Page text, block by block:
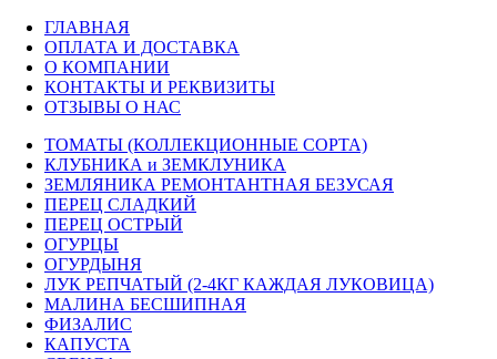
ГЛАВНАЯ
ОПЛАТА И ДОСТАВКА
О КОМПАНИИ
КОНТАКТЫ И РЕКВИЗИТЫ
ОТЗЫВЫ О НАС
ТОМАТЫ (КОЛЛЕКЦИОННЫЕ СОРТА)
КЛУБНИКА и ЗЕМКЛУНИКА
ЗЕМЛЯНИКА РЕМОНТАНТНАЯ БЕЗУСАЯ
ПЕРЕЦ СЛАДКИЙ
ПЕРЕЦ ОСТРЫЙ
ОГУРЦЫ
ОГУРДЫНЯ
ЛУК РЕПЧАТЫЙ (2-4КГ КАЖДАЯ ЛУКОВИЦА)
МАЛИНА БЕСШИПНАЯ
ФИЗАЛИС
КАПУСТА